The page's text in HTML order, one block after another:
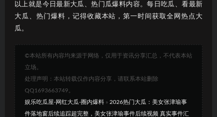
以上就是今日最新大瓜、热门瓜爆料内容。每日吃瓜、看最新
大瓜、热门爆料，记得收藏本站，第一时间获取全网热点大
瓜。
©本站所有内容均来源于网络，仅用于资讯分享汇总，不代表本站
立场。
处理声明：本站转载仅作内容分享，请联系本站删除
QQ1693663749。
娱乐吃瓜屋-网红大瓜-圈内爆料 » 2026热门大瓜：美女张津瑜事
件落地窗后续追踪超完整，美女张津瑜事件后续视频 真实事件汇